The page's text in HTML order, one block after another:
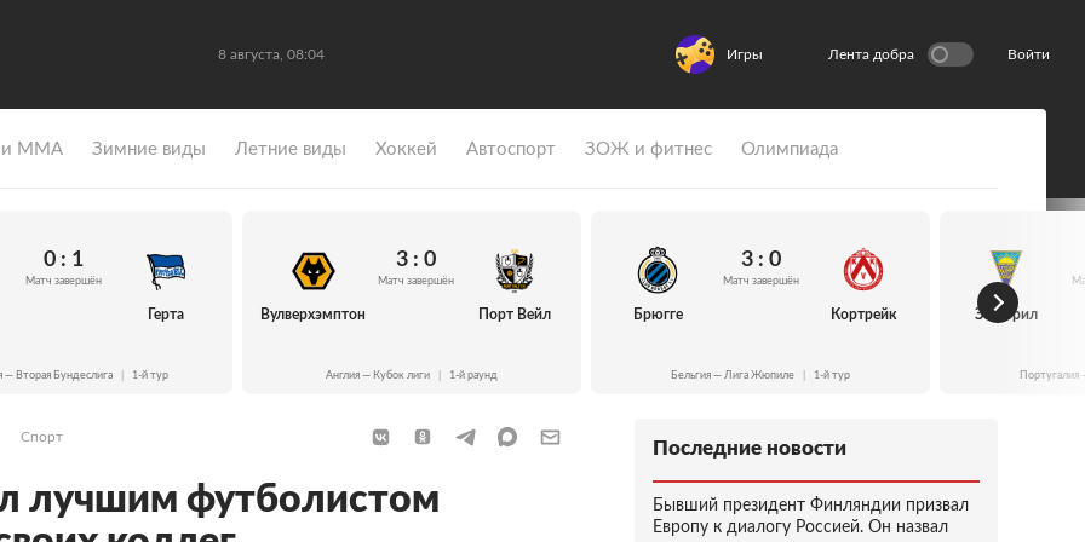
8 августа, 08:04 Игры Лента добра Войти
и ММА Зимние виды Летние виды Хоккей Автоспорт ЗОЖ и фитнес Олимпиада
0 : 1
Матч завершён
Герта
— Вторая Бундеслига 1-й тур
Вулверхэмптон
3 : 0
Матч завершён
Порт Вейл
Англия — Кубок лиги 1-й раунд
Брюгге
3 : 0
Матч завершён
Кортрейк
Бельгия — Лига Жюпиле 1-й тур
Эшторил
Спорт
лучшим футболистом
Последние новости
Бывший президент Финляндии призвал
Европу к диалогу Россией. Он назвал